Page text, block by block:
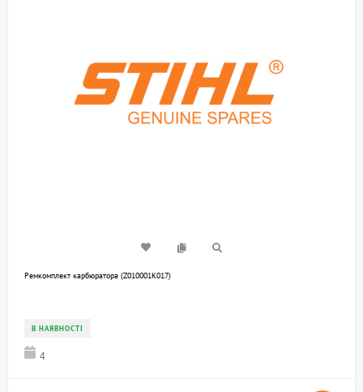
Ремкомплект карбюратора (Z010001K017)
В НАЯВНОСТІ
4